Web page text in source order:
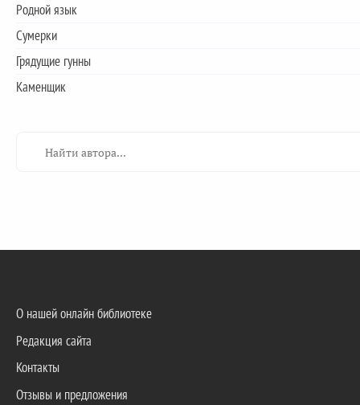
Родной язык
Сумерки
Грядущие гунны
Каменщик
О нашей онлайн библиотеке
Редакция сайта
Контакты
Отзывы и предложения